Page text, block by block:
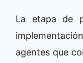
La etapa de
agentes que